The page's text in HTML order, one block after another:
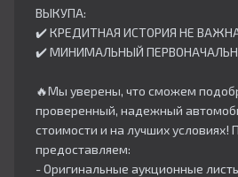
ВЫКУПА:
✔️ КРЕДИТНАЯ ИСТОРИЯ НЕ
✔️ МИНИМАЛЬНЫЙ
🔥Мы уверены, что сможем
проверенный, надежный
стоимости и на лучших условиях!
предоставляем:
- Оригинальные аукционные